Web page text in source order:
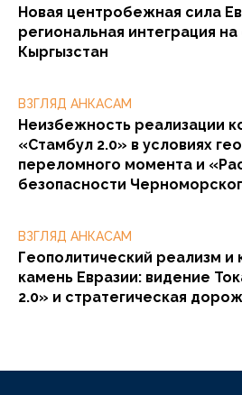
Новая центробежная сила
региональная интеграция
Кыргызстан
ВЗГЛЯД АНКАСАМ
Неизбежность реализации
«Стамбул 2.0» в условиях
переломного момента и
безопасности
ВЗГЛЯД АНКАСАМ
Геополитический реализм и
камень Евразии: видение
2.0» и стратегическая